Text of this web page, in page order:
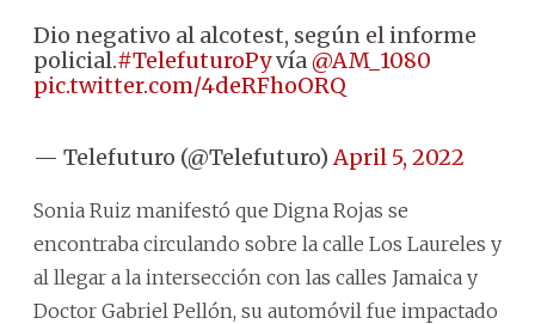
Dio negativo al alcotest, según el informe
policial.#TelefuturoPyvía@AM_1080
pic.twitter.com/4deRFhoORQ
— Telefuturo (@Telefuturo)April 5, 2022
Sonia Ruiz manifestó que Digna Rojas se
encontraba circulando sobre la calle Los Laureles y
al llegar a la intersección con las calles Jamaica y
Doctor Gabriel Pellón, su automóvil fue impactado